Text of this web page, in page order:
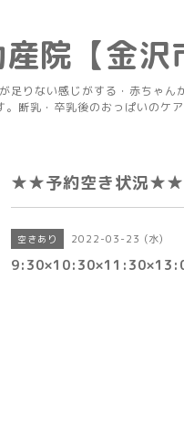
院【金沢
りない感じがする・赤ちゃん
断乳・卒乳後のおっぱいのケア
★★予約空き状況★★
空きあり 2022-03-23 (水)